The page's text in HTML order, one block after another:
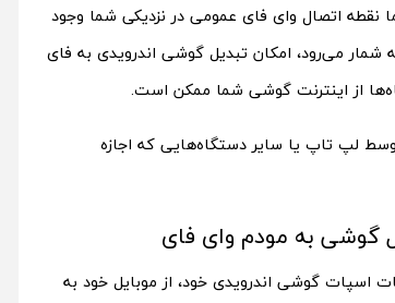
نقطه اتصال وای فای عمومی در نزدیکی شما وجود
ندارد؟ در صورتیکه، اتصال به اینترنت برای شما حیاتی به شمار می‎‌رود، امکان تبدیل گوشی اندرویدی به فای
از اینترنت گوشی شما ممکن است.
لپ تاپ یا سایر دستگاه‌هایی که اجازه
گوشی به مودم وای فای
اسپات گوشی اندرویدی خود، از موبایل خود به